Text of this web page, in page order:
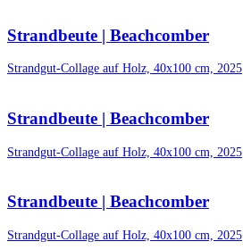
Strandbeute | Beachcomber
Strandgut-Collage auf Holz, 40x100 cm, 2025
Strandbeute | Beachcomber
Strandgut-Collage auf Holz, 40x100 cm, 2025
Strandbeute | Beachcomber
Strandgut-Collage auf Holz, 40x100 cm, 2025